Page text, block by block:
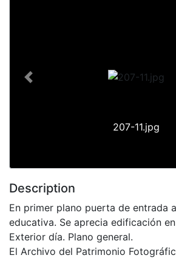
207-11.jpg
Previous
Description
En primer plano puerta de entrada
educativa. Se aprecia edificación
Exterior día. Plano general.
El Archivo del Patrimonio